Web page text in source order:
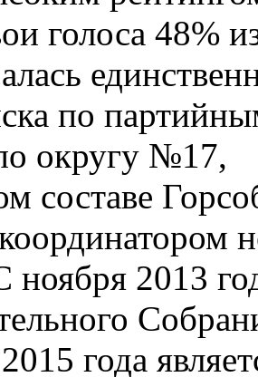
голоса 48%
по
округу №17,
составе
ноября 2013
года